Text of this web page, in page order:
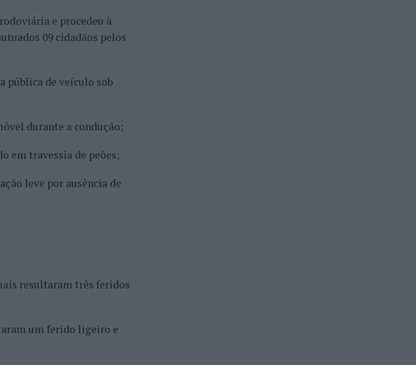
e procedeu à
09 cidadãos pelos
pública de veículo sob
durante a condução;
em travessia de peões;
leve por ausência de
resultaram três feridos
um ferido ligeiro e